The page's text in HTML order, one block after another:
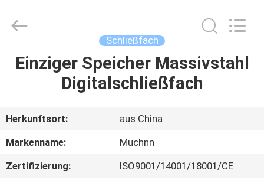
HAUS
ÜBER
UNS
Rights
Reserved.
Schließfach
Einziger Speicher Massivstahl
Digitalschließfach
Herkunftsort:
aus China
Markenname:
Muchnn
Zertifizierung:
ISO9001/14001/18001/CE